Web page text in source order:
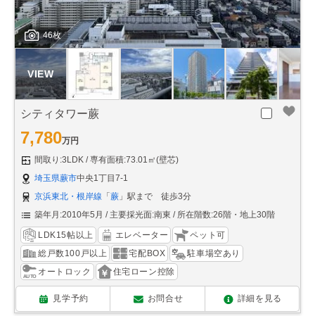
46枚
シティタワー蕨
7,780万円
間取り:3LDK
専有面積:73.01㎡(壁芯)
埼玉県蕨市中央1丁目7-1
京浜東北・根岸線 「 蕨 」駅まで 徒歩3分
築年月:2010年5月
主要採光面:南東 所在階数:26階・地上30階
LDK15帖以上 エレベーター
ペット可
総戸数100戸以上
宅配BOX
駐車場空あり
オートロック
住宅ローン控除
見学予約 お問合せ 詳細を見る